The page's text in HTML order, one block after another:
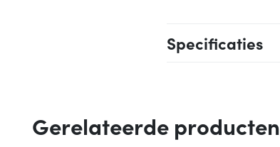
Specificaties
Gerelateerde producten